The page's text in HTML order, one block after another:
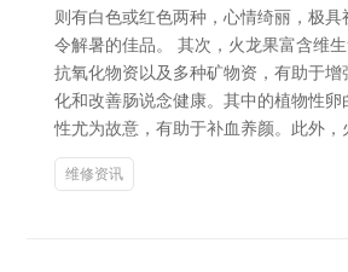
则有白色或红色两种，心情绮丽，极具
令解暑的佳品。 其次，火龙果富含维生
抗氧化物资以及多种矿物资，有助于增
化和改善肠说念健康。其中的植物性卵
性尤为故意，有助于补血养颜。此外，
维修资讯